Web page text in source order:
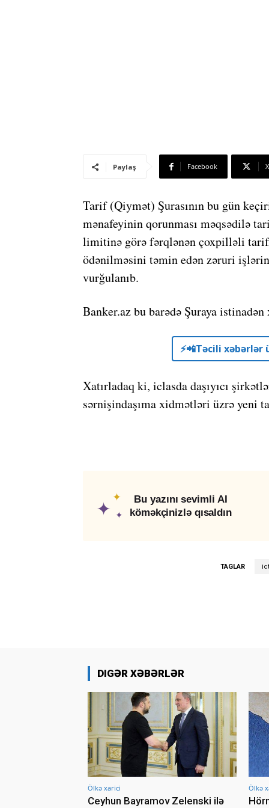
Paylaş Facebook X
Tarif (Qiymət) Şurasının bu gün
mənafeyinin qorunması məqsədilə
limitinə görə fərqlənən çoxpilləli
ödənilməsini təmin edən zəruri işlərin
vurğulanıb.
Banker.az bu barədə Şuraya
⚡️📲Təcili
Xatırladaq ki, iclasda daşıyıcı
sərnişindaşıma xidmətləri üzrə yeni
✦
✦
✦
Bu yazını sevimli AI
köməkçinizlə qısaldın
TAGLAR
DIGƏR XƏBƏRLƏR
Ölkə xarici
Ceyhun Bayramov Zelenski ilə
Ölkə